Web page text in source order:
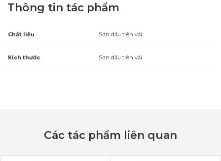
Thông tin tác phẩm
Chất liệu Sơn dầu trên vải
Kích thước Sơn dầu trên vải
Các tác phẩm liên quan